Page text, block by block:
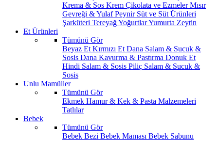
Krema & Sos Krem Çikolata ve EzmelerMısır
Gevreği & YulafPeynir Süt ve Süt Ürünleri
Şarküteri TereyağYoğurtlarYumurta Zeytin
Et Ürünleri
Tümünü Gör
Beyaz Et Kırmızı Et Dana Salam & Sucuk &
Sosis Dana Kavurma & Pastırma Donuk Et
Hindi Salam & Sosis Piliç Salam & Sucuk &
Sosis
Unlu Mamüller
Tümünü Gör
Ekmek Hamur & Kek & Pasta Malzemeleri
Tatlılar
Bebek
Tümünü Gör
Bebek Bezi Bebek Maması Bebek Sabunu